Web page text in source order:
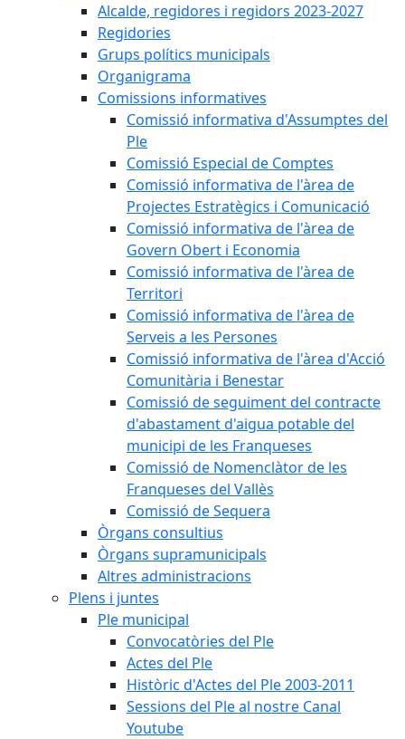
Alcalde, regidores i regidors 2023-2027
Regidories
Grups polítics municipals
Organigrama
Comissions informatives
Comissió informativa d'Assumptes del
Ple
Comissió Especial de Comptes
Comissió informativa de l'àrea de
Projectes Estratègics i Comunicació
Comissió informativa de l'àrea de
Govern Obert i Economia
Comissió informativa de l'àrea de
Territori
Comissió informativa de l'àrea de
Serveis a les Persones
Comissió informativa de l'àrea d'Acció
Comunitària i Benestar
Comissió de seguiment del contracte
d'abastament d'aigua potable del
municipi de les Franqueses
Comissió de Nomenclàtor de les
Franqueses del Vallès
Comissió de Sequera
Òrgans consultius
Òrgans supramunicipals
Altres administracions
Plens i juntes
Ple municipal
Convocatòries del Ple
Actes del Ple
Històric d'Actes del Ple 2003-2011
Sessions del Ple al nostre Canal
Youtube